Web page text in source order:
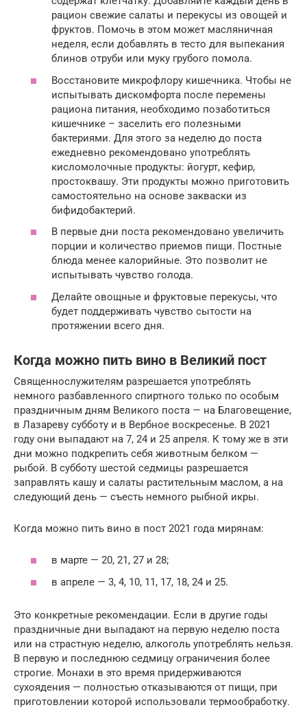
рацион свежие салаты и перекусы из овощей и
фруктов. Помочь в этом может масляничная
неделя, если добавлять в тесто для выпекания
блинов отруби или муку грубого помола.
Восстановите микрофлору кишечника. Чтобы не
испытывать дискомфорта после перемены
рациона питания, необходимо позаботиться
кишечнике – заселить его полезными
бактериями. Для этого за неделю до поста
ежедневно рекомендовано употреблять
кисломолочные продукты: йогурт, кефир,
простоквашу. Эти продукты можно приготовить
самостоятельно на основе закваски из
бифидобактерий.
В первые дни поста рекомендовано увеличить
порции и количество приемов пищи. Постные
блюда менее калорийные. Это позволит не
испытывать чувство голода.
Делайте овощные и фруктовые перекусы, что
будет поддерживать чувство сытости на
протяжении всего дня.
Когда можно пить вино в Великий пост
Священнослужителям разрешается употреблять
немного разбавленного спиртного только по особым
праздничным дням Великого поста — на Благовещение,
в Лазареву субботу и в Вербное воскресенье. В 2021
году они выпадают на 7, 24 и 25 апреля. К тому же в эти
дни можно подкрепить себя животным белком —
рыбой. В субботу шестой седмицы разрешается
заправлять кашу и салаты растительным маслом, а на
следующий день — съесть немного рыбной икры.
Когда можно пить вино в пост 2021 года мирянам:
в марте — 20, 21, 27 и 28;
в апреле — 3, 4, 10, 11, 17, 18, 24 и 25.
Это конкретные рекомендации. Если в другие годы
праздничные дни выпадают на первую неделю поста
или на страстную неделю, алкоголь употреблять нельзя.
В первую и последнюю седмицу ограничения более
строгие. Монахи в это время придерживаются
сухоядения — полностью отказываются от пищи, при
приготовлении которой использовали термообработку.